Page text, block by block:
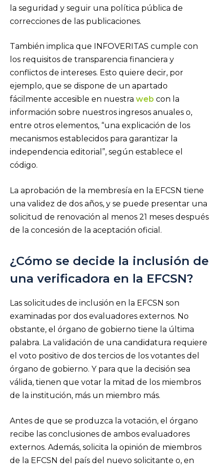
la seguridad y seguir una política pública de
correcciones de las publicaciones.
También implica que INFOVERITAS cumple con
los requisitos de transparencia financiera y
conflictos de intereses. Esto quiere decir, por
ejemplo, que se dispone de un apartado
fácilmente accesible en nuestra web con la
información sobre nuestros ingresos anuales o,
entre otros elementos, “una explicación de los
mecanismos establecidos para garantizar la
independencia editorial”, según establece el
código.
La aprobación de la membresía en la EFCSN tiene
una validez de dos años, y se puede presentar una
solicitud de renovación al menos 21 meses después
de la concesión de la aceptación oficial.
¿Cómo se decide la inclusión de
una verificadora en la EFCSN?
Las solicitudes de inclusión en la EFCSN son
examinadas por dos evaluadores externos. No
obstante, el órgano de gobierno tiene la última
palabra. La validación de una candidatura requiere
el voto positivo de dos tercios de los votantes del
órgano de gobierno. Y para que la decisión sea
válida, tienen que votar la mitad de los miembros
de la institución, más un miembro más.
Antes de que se produzca la votación, el órgano
recibe las conclusiones de ambos evaluadores
externos. Además, solicita la opinión de miembros
de la EFCSN del país del nuevo solicitante o, en